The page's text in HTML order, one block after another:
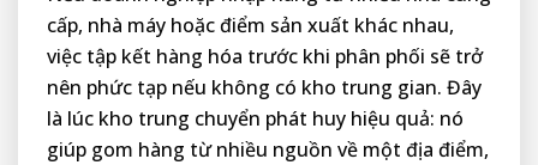
cấp, nhà máy hoặc điểm sản xuất khác nhau,
việc tập kết hàng hóa trước khi phân phối sẽ trở
nên phức tạp nếu không có kho trung gian. Đây
là lúc kho trung chuyển phát huy hiệu quả: nó
giúp gom hàng từ nhiều nguồn về một địa điểm,